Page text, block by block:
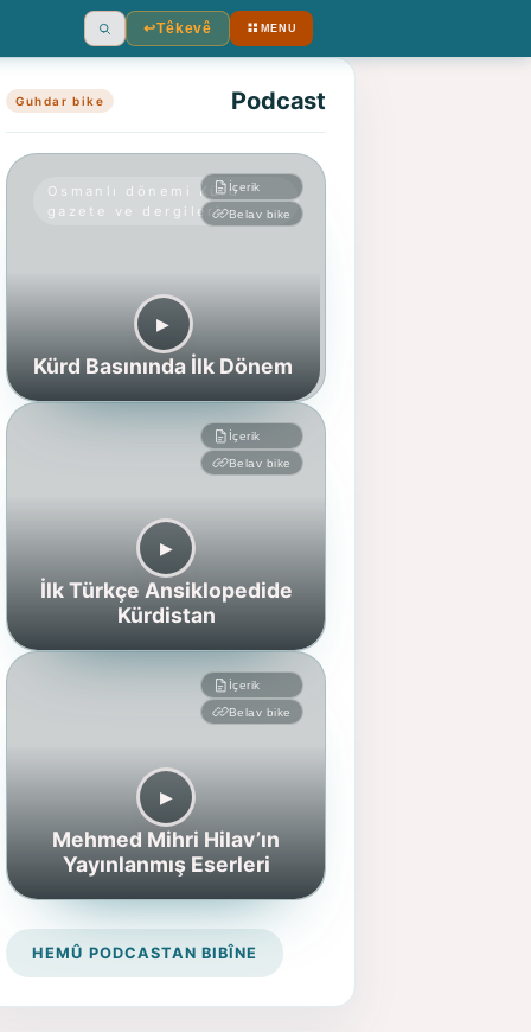
Ara ↩︎Têkevê MENU
Guhdar bike Podcast
Osmanlı dönemi Kürd
gazete ve dergileri
İçerik
Belav bike
▶︎
Kürd Basınında İlk Dönem
İçerik
Belav bike
▶︎
İlk Türkçe Ansiklopedide
Kürdistan
İçerik
Belav bike
▶︎
Mehmed Mihri Hilav’ın
Yayınlanmış Eserleri
HEMÛ PODCASTAN BIBÎNE